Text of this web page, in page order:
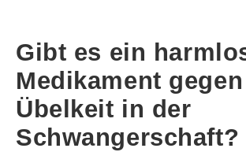
Gibt es ein
Medikament gegen
Übelkeit in der
Schwangerschaft?
Forum
Service